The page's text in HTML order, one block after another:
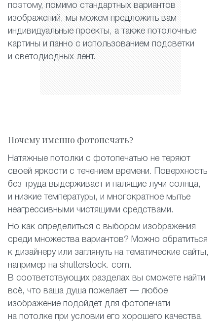
поэтому, помимо стандартных вариантов
изображений, мы можем предложить вам
индивидуальные проекты, а также потолочные
картины и панно с использованием подсветки
и светодиодных лент.
Почему именно фотопечать?
Натяжные потолки с фотопечатью не теряют
своей яркости с течением времени. Поверхность
без труда выдерживает и палящие лучи солнца,
и низкие температуры, и многократное мытье
неагрессивными чистящими средствами.
Но как определиться с выбором изображения
среди множества вариантов? Можно обратиться
к дизайнеру или заглянуть на тематические сайты,
например на shutterstock. com.
В соответствующих разделах вы сможете найти
всё, что ваша душа пожелает — любое
изображение подойдет для фотопечати
на потолке при условии его хорошего качества.